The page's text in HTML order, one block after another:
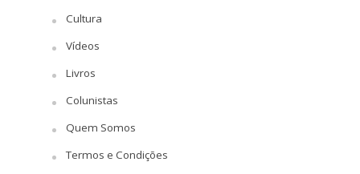
Cultura
Vídeos
Livros
Colunistas
Quem Somos
Termos e Condições